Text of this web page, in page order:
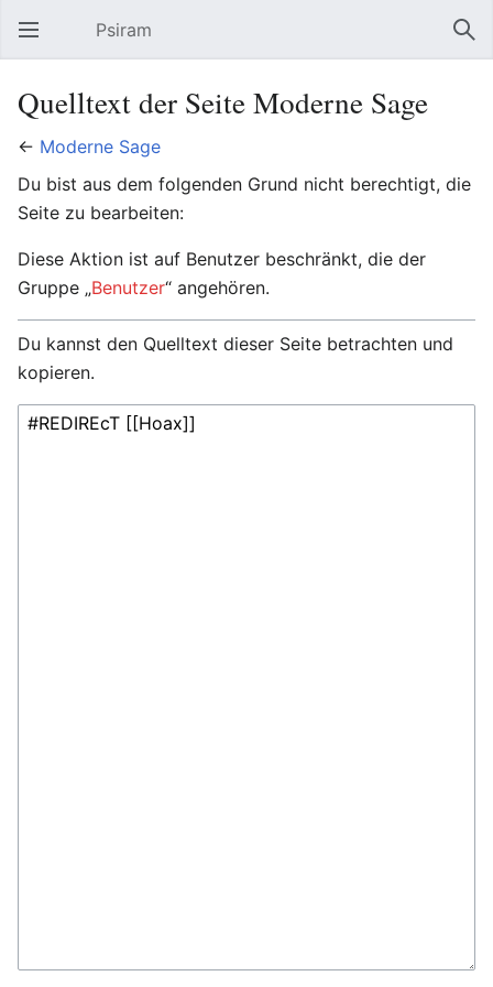
Hauptmenü öffnen Psiram
Quelltext der Seite Moderne Sage
← Moderne Sage
Du bist aus dem folgenden Grund nicht berechtigt, die
Seite zu bearbeiten:
Diese Aktion ist auf Benutzer beschränkt, die der
Gruppe „Benutzer“ angehören.
Du kannst den Quelltext dieser Seite betrachten und
kopieren.